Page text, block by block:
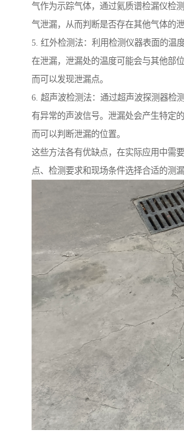
气作为示踪气体，通过氦质谱检漏仪检
气泄漏，从而判断是否存在其他气体的泄
5. 红外检测法：利用检测仪器表面的温
在泄漏，泄漏处的温度可能会与其他部
而可以发现泄漏点。
6. 超声波检测法：通过超声波探测器检
有异常的声波信号。泄漏处会产生特定
而可以判断泄漏的位置。
这些方法各有优缺点，在实际应用中需
点、检测要求和现场条件选择合适的测漏